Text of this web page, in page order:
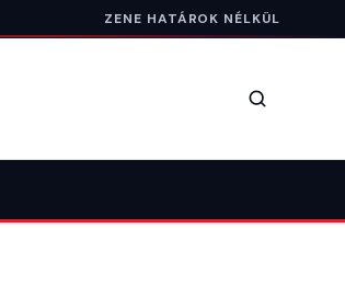
ZENE HATÁROK NÉLKÜL
Keresés